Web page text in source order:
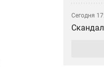
Сегодня
центра